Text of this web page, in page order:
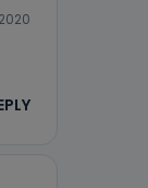
które zostały
e-mail, telefon
i